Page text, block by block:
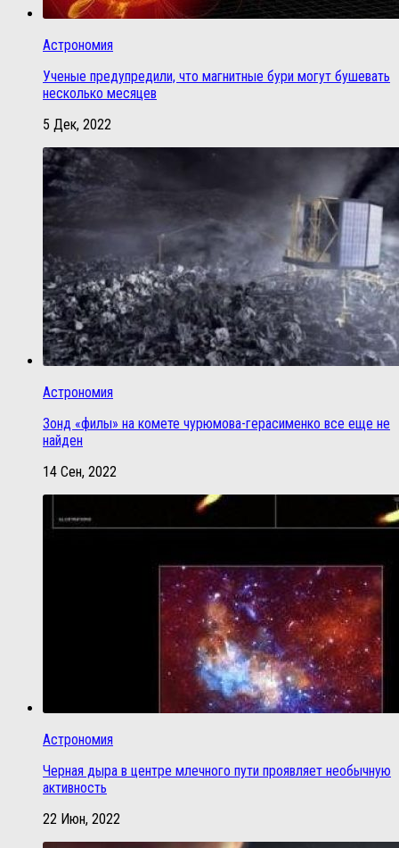
Астрономия
Ученые предупредили, что магнитные бури могут бушевать
несколько месяцев
5 Дек, 2022
Астрономия
Зонд «филы» на комете чурюмова-герасименко все еще не
найден
14 Сен, 2022
Астрономия
Черная дыра в центре млечного пути проявляет необычную
активность
22 Июн, 2022